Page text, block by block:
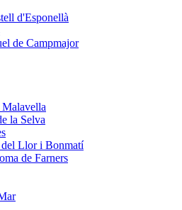
d'Esponellà
de Campmajor
Malavella
la Selva
del Llor i Bonmatí
de Farners